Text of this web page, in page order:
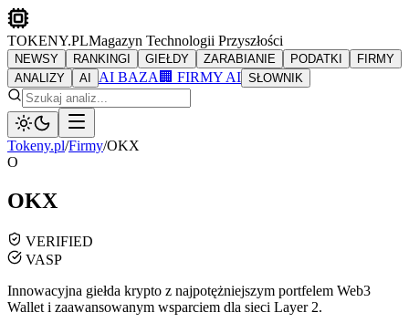
TOKENY.PLMagazyn Technologii Przyszłości
NEWSY RANKINGI GIEŁDY ZARABIANIE PODATKI
FIRMY
ANALIZY
AI AI BAZA 🏢 FIRMY AI SŁOWNIK
Tokeny.pl/Firmy/OKX
O
OKX
VERIFIED
VASP
Innowacyjna giełda krypto z najpotężniejszym portfelem Web3
Wallet i zaawansowanym wsparciem dla sieci Layer 2.